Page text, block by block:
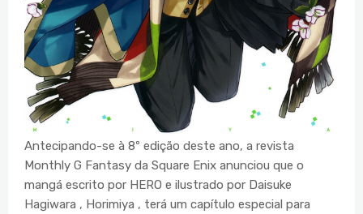
Antecipando-se à 8º edição deste ano, a revista
Monthly G Fantasy da Square Enix anunciou que o
mangá escrito por HERO e ilustrado por Daisuke
Hagiwara , Horimiya , terá um capítulo especial para